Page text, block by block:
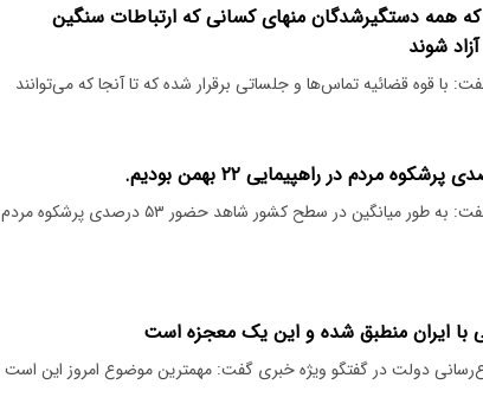
همه دستگیرشدگان منهای کسانی که ارتباطات سنگین
شوند
با قوه قضائیه تماس‌ها و جلساتی برقرار شده که تا آنجا که می‌توانند
رئیس شورای اطلاع‌رسانی دولت گفت: به طور میانگین در سطح کشور شاهد حضور ۵۳ درصدی پرشکوه مردم
با ایران منطبق شده و این یک معجزه است
دولت در گفتگو ویژه خبری گفت: مهمترین موضوع امروز این است